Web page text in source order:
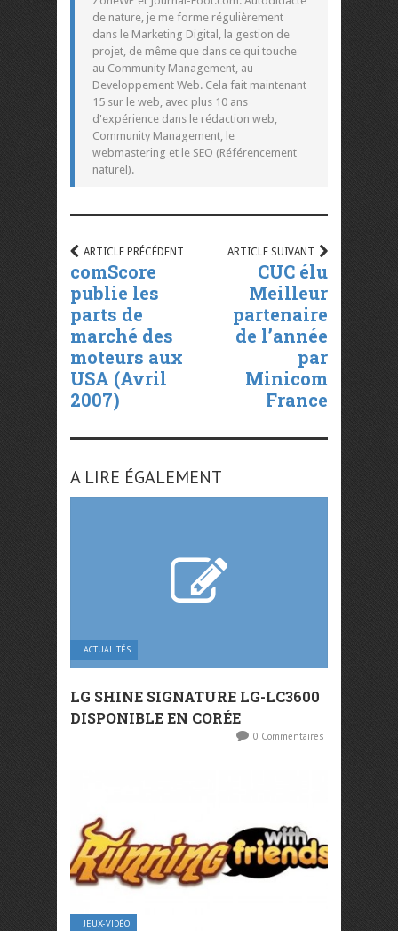
de nature, je me forme régulièrement
dans le Marketing Digital, la gestion de
projet, de même que dans ce qui touche
au Community Management, au
Developpement Web. Cela fait maintenant
15 sur le web, avec plus 10 ans
d'expérience dans le rédaction web,
Community Management, le
webmastering et le SEO (Référencement
naturel).
ARTICLE PRÉCÉDENT
comScore
publie les
parts de
marché des
moteurs aux
USA (Avril
2007)
ARTICLE SUIVANT
CUC élu
Meilleur
partenaire
de l’année
par
Minicom
France
A LIRE ÉGALEMENT
ACTUALITÉS
LG SHINE SIGNATURE LG-LC3600
DISPONIBLE EN CORÉE
0 Commentaires
JEUX-VIDÉO